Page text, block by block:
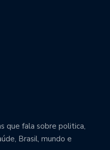
que fala sobre politica,
Brasil, mundo e